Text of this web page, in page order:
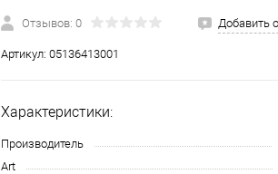
Отзывов: 0 Добавить
Артикул: 05136413001
Характеристики:
Производитель
Art